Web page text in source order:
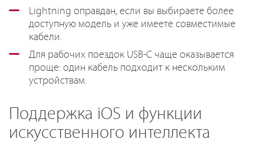
Lightning оправдан, если вы выбираете более
доступную модель и уже имеете совместимые
кабели.
Для рабочих поездок USB-C чаще оказывается
проще: один кабель подходит к нескольким
устройствам.
Поддержка iOS и функции
искусственного интеллекта